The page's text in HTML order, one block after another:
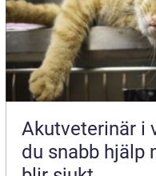
Akutveterinär i
du snabb hjälp